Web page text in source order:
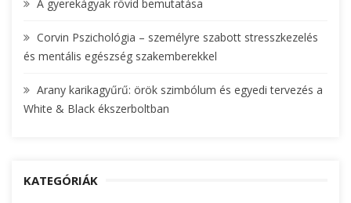
A gyerekágyak rövid bemutatása
Corvin Pszichológia – személyre szabott stresszkezelés
és mentális egészség szakemberekkel
Arany karikagyűrű: örök szimbólum és egyedi tervezés a
White & Black ékszerboltban
KATEGÓRIÁK